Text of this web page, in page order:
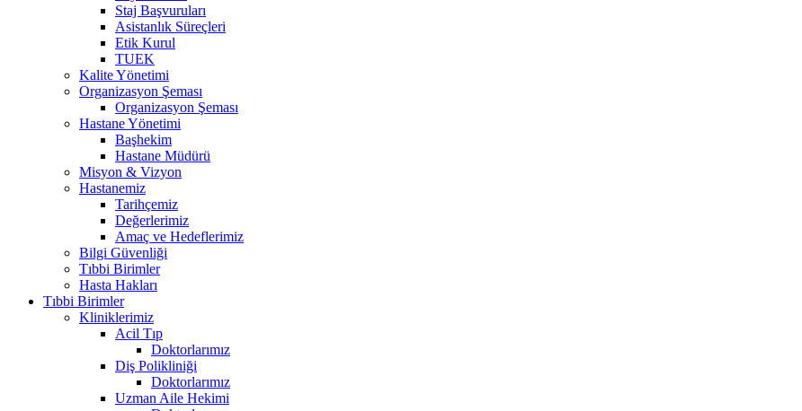
Staj Başvuruları
Asistanlık Süreçleri
Etik Kurul
TUEK
Kalite Yönetimi
Organizasyon Şeması
Organizasyon Şeması
Hastane Yönetimi
Başhekim
Hastane Müdürü
Misyon & Vizyon
Hastanemiz
Tarihçemiz
Değerlerimiz
Amaç ve Hedeflerimiz
Bilgi Güvenliği
Tıbbi Birimler
Hasta Hakları
Tıbbi Birimler
Kliniklerimiz
Acil Tıp
Doktorlarımız
Diş Polikliniği
Doktorlarımız
Uzman Aile Hekimi